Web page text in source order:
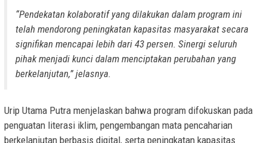
“Pendekatan kolaboratif yang dilakukan dalam program ini
telah mendorong peningkatan kapasitas masyarakat secara
signifikan mencapai lebih dari 43 persen. Sinergi seluruh
pihak menjadi kunci dalam menciptakan perubahan yang
berkelanjutan,” jelasnya.
Urip Utama Putra menjelaskan bahwa program difokuskan pada
penguatan literasi iklim, pengembangan mata pencaharian
berkelanjutan berbasis digital, serta peningkatan kapasitas